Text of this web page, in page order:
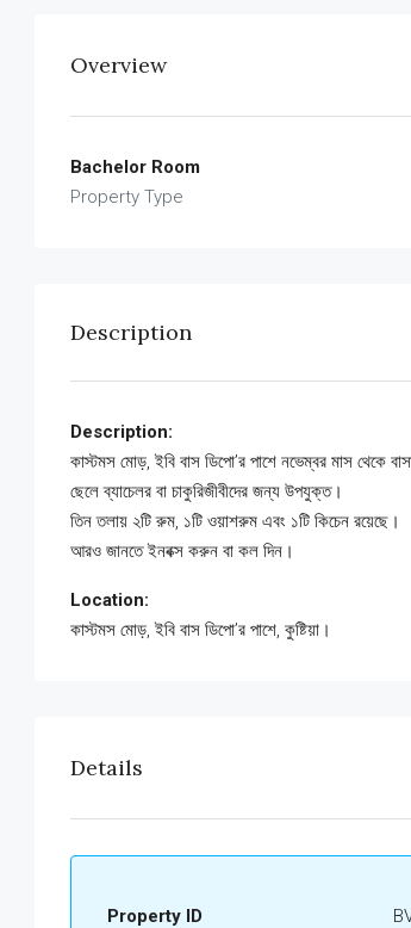
Overview
Bachelor Room
Property Type
Description
Description:
কাস্টমস মোড়, ইবি বাস ডিপো’র পাশে নভেম্বর মাস থেকে
ছেলে ব্যাচেলর বা চাকুরিজীবীদের জন্য উপযুক্ত।
তিন তলায় ২টি রুম, ১টি ওয়াশরুম এবং ১টি কিচেন রয়েছে।
আরও জানতে ইনবক্স করুন বা কল দিন।
Location:
কাস্টমস মোড়, ইবি বাস ডিপো’র পাশে, কুষ্টিয়া।
Details
Property ID